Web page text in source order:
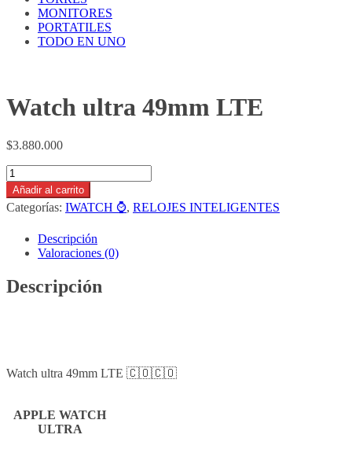
MONITORES
PORTATILES
TODO EN UNO
Watch ultra 49mm LTE
$3.880.000
Watch
ultra
49mm
LTE
Añadir al carrito
Categorías: IWATCH ⌚, RELOJES INTELIGENTES
Descripción
Valoraciones (0)
Descripción
Watch ultra 49mm LTE 🇨🇴🇨🇴
APPLE WATCH
ULTRA